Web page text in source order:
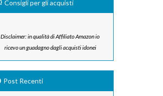
Consigli per gli acquisti
Disclaimer: in qualità di Affiliato Amazon io
ricevo un guadagno dagli acquisti idonei
Post Recenti